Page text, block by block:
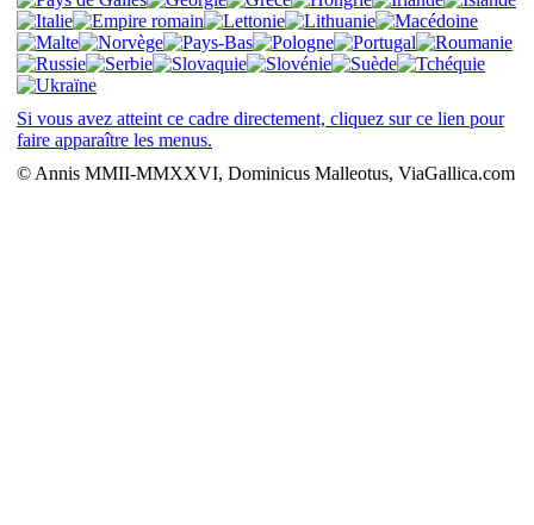
Si vous avez atteint ce cadre directement, cliquez sur ce lien pour
faire apparaître les menus.
© Annis MMII-MMXXVI, Dominicus Malleotus, ViaGallica.com